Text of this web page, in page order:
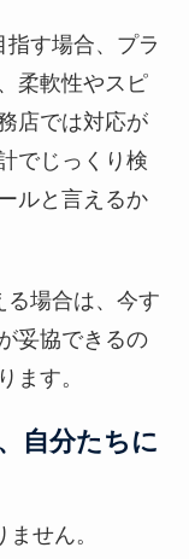
す場合、プラ
柔軟性やスピ
店では対応が
でじっくり検
ルと言えるか
る場合は、今す
妥協できるの
ます。
自分たちに
せん。